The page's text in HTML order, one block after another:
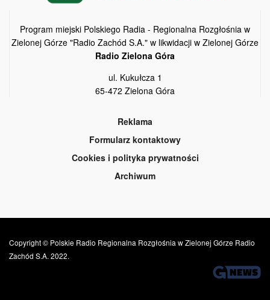
Program miejski Polskiego Radia - Regionalna Rozgłośnia w
Zielonej Górze "Radio Zachód S.A." w likwidacji w Zielonej Górze
Radio Zielona Góra
ul. Kukułcza 1
65-472 Zielona Góra
Reklama
Formularz kontaktowy
Cookies i polityka prywatności
Archiwum
Copyright © Polskie Radio Regionalna Rozgłośnia w Zielonej Górze Radio
Zachód S.A. 2022.